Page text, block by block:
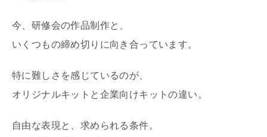
今、研修会の作品制作と、
いくつもの締め切りに向き合っています。
特に難しさを感じているのが、
オリジナルキットと企業向けキットの違い。
自由な表現と、求められる条件。